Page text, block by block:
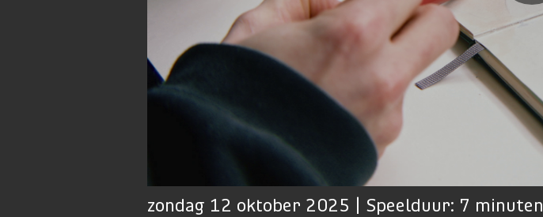
zondag 12 oktober 2025 | Speelduur: 7 minuten